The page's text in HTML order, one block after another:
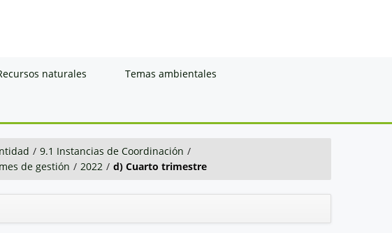
naturales Temas ambientales
/ 9.1 Instancias de Coordinación /
de gestión / 2022 / d) Cuarto trimestre